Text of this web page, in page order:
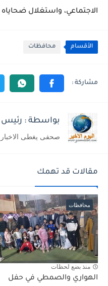
الاجتماعي، واستغلال
الأقسام محافظات
بواسطة : رئيس
صحفى يغطى الاخبار
مقالات قد تهمك
محافظات
منذ بضع لحظات
الهواري والصمطي في حفل